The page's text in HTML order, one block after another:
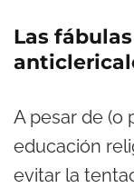
Las
A pesar de (o
educación
evitar la